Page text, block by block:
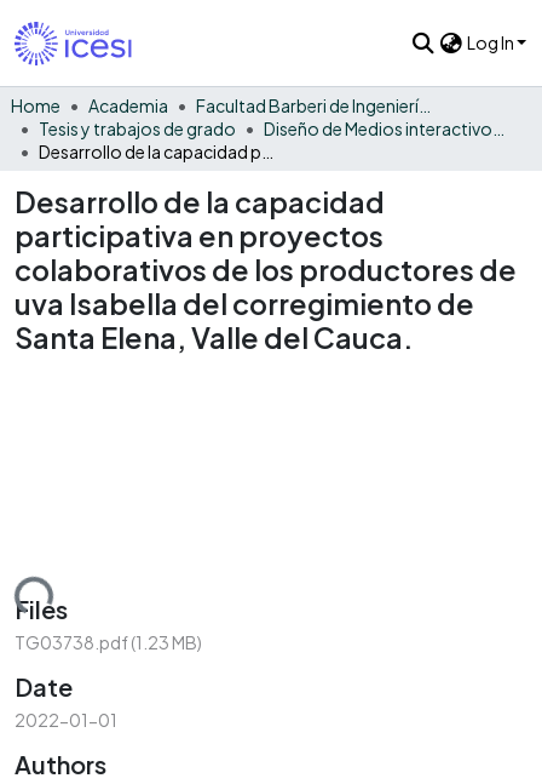
Log In
Home Academia
Facultad Barberi de Ingeniería, Diseño y Ciencias Aplicadas
Tesis y trabajos de grado
Desarrollo de la capacidad
participativa en proyectos
colaborativos de los productores de
uva Isabella del corregimiento de
Santa Elena, Valle del Cauca.
Files
TG03738.pdf(1.23 MB)
Date
2022-01-01
Authors